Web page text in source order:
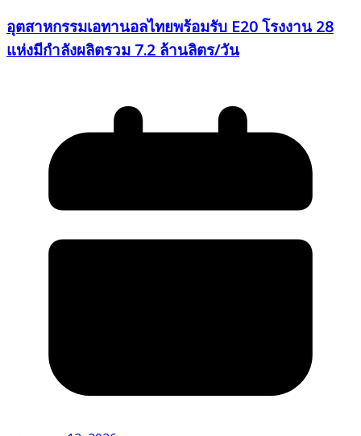
อุตสาหกรรมเอทานอลไทยพร้อมรับ E20 โรงงาน 28
แห่งมีกำลังผลิตรวม 7.2 ล้านลิตร/วัน